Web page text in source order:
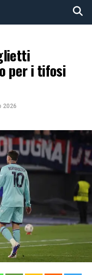
per i tifosi
2026